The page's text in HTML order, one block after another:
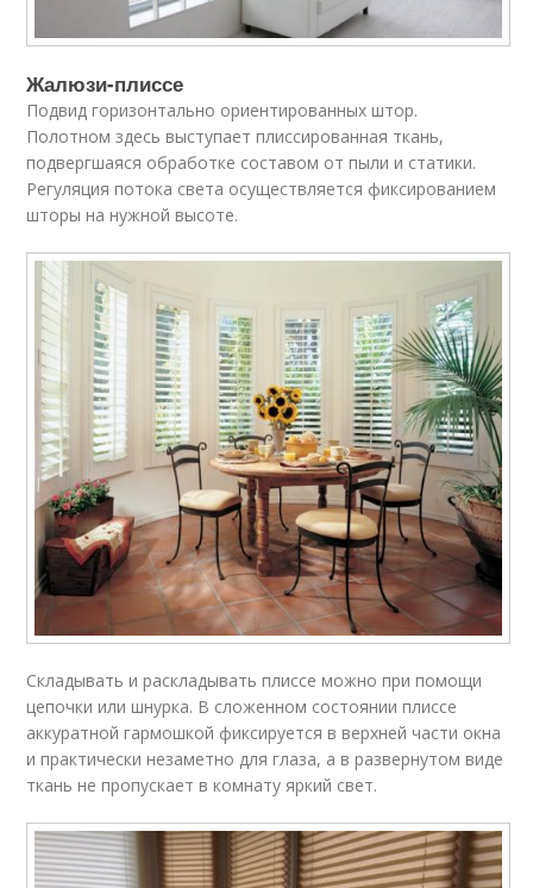
Жалюзи-плиссе
Подвид горизонтально ориентированных штор.
Полотном здесь выступает плиссированная ткань,
подвергшаяся обработке составом от пыли и статики.
Регуляция потока света осуществляется фиксированием
шторы на нужной высоте.
Складывать и раскладывать плиссе можно при помощи
цепочки или шнурка. В сложенном состоянии плиссе
аккуратной гармошкой фиксируется в верхней части окна
и практически незаметно для глаза, а в развернутом виде
ткань не пропускает в комнату яркий свет.